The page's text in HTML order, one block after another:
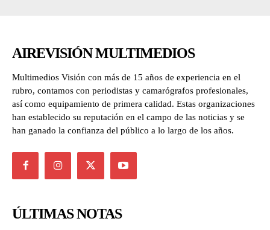
AIREVISIÓN MULTIMEDIOS
Multimedios Visión con más de 15 años de experiencia en el
rubro, contamos con periodistas y camarógrafos profesionales,
así como equipamiento de primera calidad. Estas organizaciones
han establecido su reputación en el campo de las noticias y se
han ganado la confianza del público a lo largo de los años.
ÚLTIMAS NOTAS